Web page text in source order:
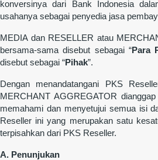
konversinya dari Bank Indonesia
usahanya sebagai penyedia jasa
MEDIA dan RESELLER atau
bersama-sama disebut sebagai “Para
disebut sebagai “Pihak”.
Dengan menandatangani PKS
MERCHANT AGGREGATOR
memahami dan menyetujui semua isi
Reseller ini yang merupakan satu
terpisahkan dari PKS Reseller.
A. Penunjukan